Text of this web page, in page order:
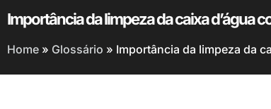
Importância da limpeza da caixa d’água
Home » Glossário » Importância da limpeza da